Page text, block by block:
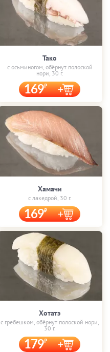
Тако
с осьминогом, обёрнут полоской
нори, 30 г.
169
Хамачи
с лакедрой, 30 г.
169
Хотатэ
с гребешком, обёрнут полоской нори,
30 г.
179